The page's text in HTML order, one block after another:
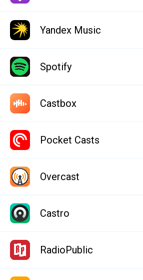
Yandex Music
Spotify
Castbox
Pocket Casts
Overcast
Castro
RadioPublic